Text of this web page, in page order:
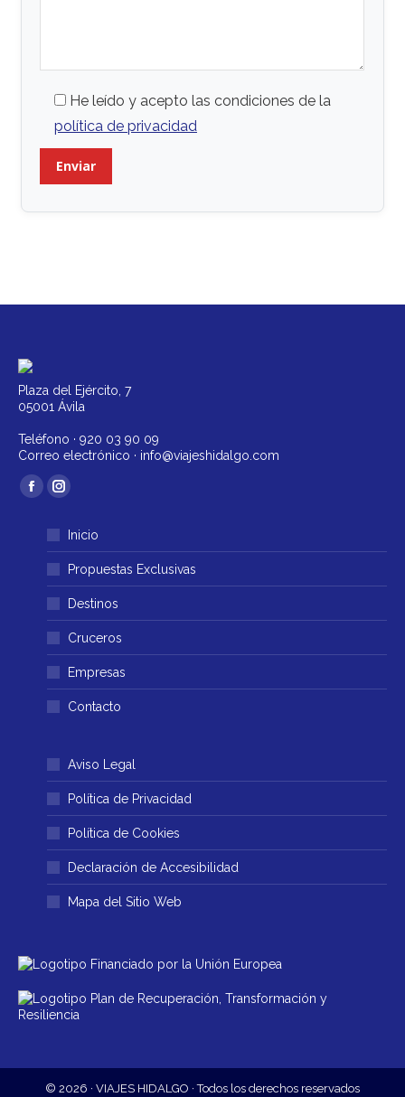
He leído y acepto las condiciones de la
política de privacidad
Plaza del Ejército, 7
05001 Ávila
Teléfono · 920 03 90 09
Correo electrónico · info@viajeshidalgo.com
Encuéntranos en:
Facebook
abre
una
ventana
Instagram
se
abre
en
una
ventana
Inicio
Propuestas Exclusivas
Destinos
Cruceros
Empresas
Contacto
Aviso Legal
Política de Privacidad
Política de Cookies
Declaración de Accesibilidad
Mapa del Sitio Web
© 2026 · VIAJES HIDALGO · Todos los derechos reservados